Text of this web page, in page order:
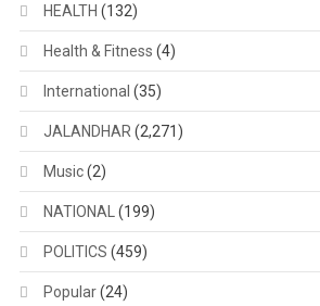
HEALTH (132)
Health & Fitness (4)
International (35)
JALANDHAR (2,271)
Music(2)
NATIONAL (199)
POLITICS (459)
Popular(24)